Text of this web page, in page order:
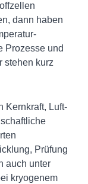
dann haben
Prozesse und
stehen kurz
Kernkraft, Luft-
Prüfung
auch unter
kryogenem